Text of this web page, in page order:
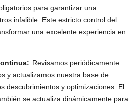
para garantizar una
infalible. Este estricto control del
una excelente experiencia en
Revisamos periódicamente
y actualizamos nuestra base de
descubrimientos y optimizaciones. El
se actualiza dinámicamente para